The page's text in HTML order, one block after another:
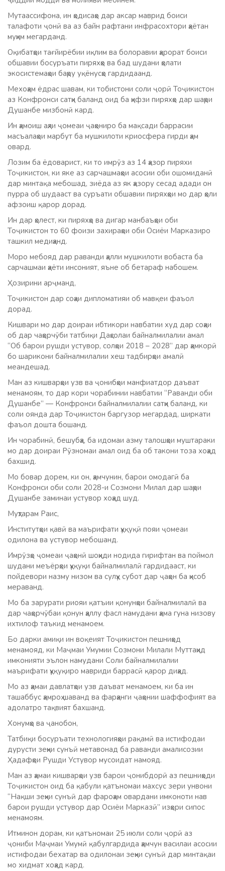
Мутаассифона, ин ҳодисаҳо дар аксар маврид боиси
талафоти ҷонӣ ва аз байн рафтани инфрасохтори ҳаётан
муҳим мегарданд.
Оқибатҳои тағйирёбии иқлим ва болоравии ҳарорат боиси
обшавии босуръати пиряхҳо ва бад шудани ҳолати
экосистемаҳои баҳру уқёнусҳо гардидаанд.
Мехоҳам ёдрас шавам, ки тобистони соли ҷорӣ Тоҷикистон
аз Конфронси сатҳи баланд оид ба ҳифзи пиряхҳо дар шаҳри
Душанбе мизбонӣ кард.
Ин ҳамоиш аҳли ҷомеаи ҷаҳониро ба мақсади баррасии
масъалаҳои марбут ба мушкилоти криосфера гирди ҳам
овард.
Лозим ба ёдоварист, ки то имрӯз аз 14 ҳазор пиряхи
Тоҷикистон, ки яке аз сарчашмаҳои асосии оби ошомиданӣ
дар минтақа мебошад, зиёда аз як ҳазору сесад адади он
пурра об шудааст ва суръати обшавии пиряхҳои мо дар ҳоли
афзоиш қарор дорад.
Ин дар ҳолест, ки пиряхҳо ва дигар манбаъҳои оби
Тоҷикистон то 60 фоизи захираҳои оби Осиёи Марказиро
ташкил медиҳанд.
Моро мебояд дар раванди ҳалли мушкилоти вобаста ба
сарчашмаи ҳаёти инсоният, яъне об бетараф набошем.
Ҳозирини арҷманд,
Тоҷикистон дар соҳаи дипломатияи об мавқеи фаъол
дорад.
Кишвари мо дар доираи ибтикори навбатии худ дар соҳаи
об дар чаҳорчӯби татбиқи Даҳсолаи байналмилалии амал
“Об барои рушди устувор, солҳои 2018 – 2028” дар ҳамкорӣ
бо шарикони байналмилалии хеш тадбирҳои амалӣ
меандешад.
Ман аз кишварҳои узв ва ҷонибҳои манфиатдор даъват
менамоям, то дар кори чорабинии навбатии “Раванди оби
Душанбе” — Конфронси байналмилалии сатҳи баланд, ки
соли оянда дар Тоҷикистон баргузор мегардад, ширкати
фаъол дошта бошанд.
Ин чорабинӣ, бешубҳа, ба идомаи азму талошҳои муштараки
мо дар доираи Рӯзномаи амал оид ба об такони тоза хоҳад
бахшид.
Мо бовар дорем, ки он, ҳамчунин, барои омодагӣ ба
Конфронси оби соли 2028-и Созмони Милал дар шаҳри
Душанбе заминаи устувор хоҳад шуд.
Муҳтарам Раис,
Институтҳои қавӣ ва маърифати ҳуқуқӣ пояи ҷомеаи
одилона ва устувор мебошанд.
Имрӯзҳо ҷомеаи ҷаҳонӣ шоҳиди нодида гирифтан ва поймол
шудани меъёрҳои ҳуқуқи байналмилалӣ гардидааст, ки
пойдевори назму низом ва сулҳу субот дар ҷаҳон ба ҳисоб
мераванд.
Мо ба зарурати риояи қатъии қонунҳои байналмилалӣ ва
дар чаҳорчӯбаи қонун ҳаллу фасл намудани ҳама гуна низову
ихтилоф таъкид менамоем.
Бо дарки амиқи ин воқеият Тоҷикистон пешниҳод
менамояд, ки Маҷмаи Умумии Созмони Милали Муттаҳид
имконияти эълон намудани Соли байналмилалии
маърифати ҳуқуқиро мавриди баррасӣ қарор диҳад.
Мо аз ҳамаи давлатҳои узв даъват менамоем, ки ба ин
ташаббус ҳамроҳ шаванд ва фарҳанги ҷаҳонии шаффофият ва
адолатро тақвият бахшанд.
Хонумҳо ва ҷанобон,
Татбиқи босуръати технологияҳои рақамӣ ва истифодаи
дурусти зеҳни сунъӣ метавонад ба раванди амалисозии
Ҳадафҳои Рушди Устувор мусоидат намояд.
Ман аз ҳамаи кишварҳои узв барои ҷонибдорӣ аз пешниҳоди
Тоҷикистон оид ба қабули қатъномаи махсус зери унвони
“Нақши зеҳни сунъӣ дар фароҳам овардани имконоти нав
барои рушди устувор дар Осиёи Марказӣ” изҳори сипос
менамоям.
Итминон дорам, ки қатъномаи 25 июли соли ҷорӣ аз
ҷониби Маҷмаи Умумӣ қабулгардида ҳамчун василаи асосии
истифодаи бехатар ва одилонаи зеҳни сунъӣ дар минтақаи
мо хидмат хоҳад кард.